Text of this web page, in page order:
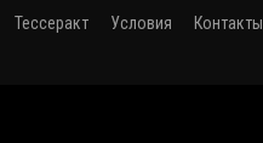
Тессеракт Условия Контакты